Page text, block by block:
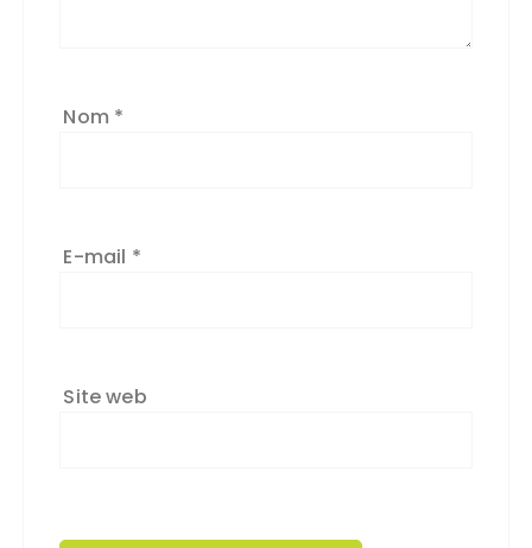
Nom *
E-mail *
Site web